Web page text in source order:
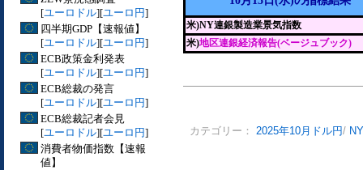
[ユーロドル][ユーロ円]
四半期GDP【速報値】
[ユーロドル][ユーロ円]
ECB政策金利発表
[ユーロドル][ユーロ円]
ECB総裁の発言
[ユーロドル][ユーロ円]
ECB総裁記者会見
[ユーロドル][ユーロ円]
消費者物価指数【速報
値】
米)NY連銀製造業景気指数
米)地区連銀経済報告(ベージュブック)
カテゴリー： 2025年10月ドル円/